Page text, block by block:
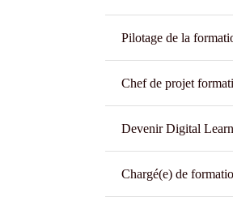
Pilotage de la
Chef de projet
Devenir Digital
Chargé(e) de